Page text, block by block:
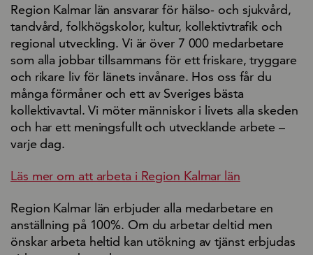
Region Kalmar län ansvarar för hälso- och sjukvård,
tandvård, folkhögskolor, kultur, kollektivtrafik och
regional utveckling. Vi är över 7 000 medarbetare
som alla jobbar tillsammans för ett friskare, tryggare
och rikare liv för länets invånare. Hos oss får du
många förmåner och ett av Sveriges bästa
kollektivavtal. Vi möter människor i livets alla skeden
och har ett meningsfullt och utvecklande arbete –
varje dag.
Läs mer om att arbeta i Region Kalmar län
Region Kalmar län erbjuder alla medarbetare en
anställning på 100%. Om du arbetar deltid men
önskar arbeta heltid kan utökning av tjänst erbjudas